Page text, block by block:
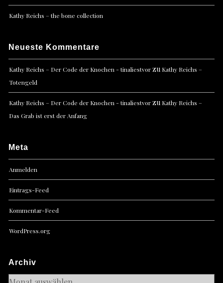
Kathy Reichs – the bone collection
Neueste Kommentare
Kathy Reichs – Der Code der Knochen - tinaliestvorzu Kathy Reichs –
Totengeld
Kathy Reichs – Der Code der Knochen - tinaliestvorzu Kathy Reichs –
Das Grab ist erst der Anfang
Meta
Anmelden
Eintrags-Feed
Kommentar-Feed
WordPress.org
Archiv
Archiv